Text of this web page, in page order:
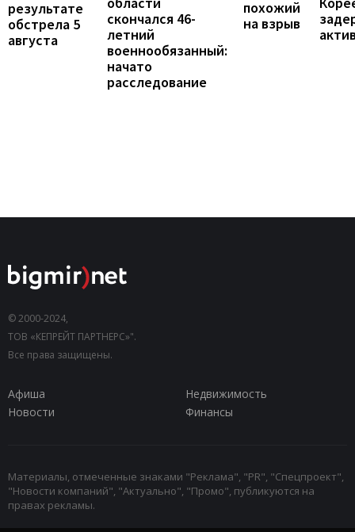
результате
обстрела 5
августа
скончался 46-
летний
военнообязанный:
начато
расследование
похожий
на взрыв
© 2000-2024,
ТОВ «КЕПРЕЙТ ПАРТНЕРС»".
Все права защищены.
Афиша
Недвижимость
Новости
Финансы
Материалы, отмеченные знаками "Реклама", "PR", "Спецпроект",
"Новости компаний", "Актуально", "Промо", публикуются на
правах рекламы.